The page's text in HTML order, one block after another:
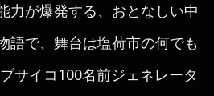
力が爆発する、おとなしい中
語で、舞台は塩荷市の何でも
サイコ100名前ジェネレータ